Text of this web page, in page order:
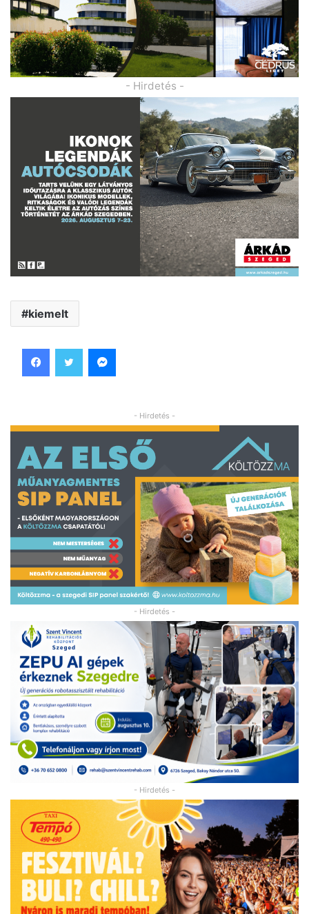
- Hirdetés -
kiemelt
- Hirdetés -
- Hirdetés -
- Hirdetés -